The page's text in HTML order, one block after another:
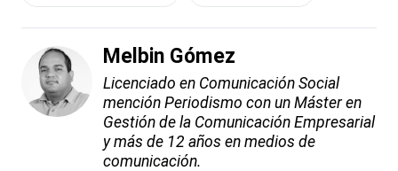
Melbin Gómez
Licenciado en Comunicación Social
mención Periodismo con un Máster en
Gestión de la Comunicación Empresarial
y más de 12 años en medios de
comunicación.